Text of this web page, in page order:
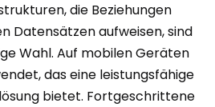
die Beziehungen
Datensätzen aufweisen, sind
Wahl. Auf mobilen Geräten
das eine leistungsfähige
bietet. Fortgeschrittene